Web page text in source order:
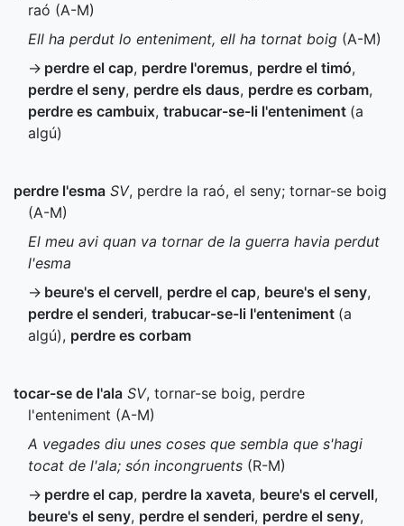
raó (A-M)
Ell ha perdut lo enteniment, ell ha tornat boig (A-M)
→ perdre el cap, perdre l'oremus, perdre el timó,
perdre el seny, perdre els daus, perdre es corbam,
perdre es cambuix, trabucar-se-li l'enteniment (a
algú)
perdre l'esma SV, perdre la raó, el seny; tornar-se boig
(A-M)
El meu avi quan va tornar de la guerra havia perdut
l'esma
→ beure's el cervell, perdre el cap, beure's el seny,
perdre el senderi, trabucar-se-li l'enteniment (a
algú), perdre es corbam
tocar-se de l'ala SV, tornar-se boig, perdre
l'enteniment (A-M)
A vegades diu unes coses que sembla que s'hagi
tocat de l'ala; són incongruents (R-M)
→ perdre el cap, perdre la xaveta, beure's el cervell,
beure's el seny, perdre el senderi, perdre el seny,